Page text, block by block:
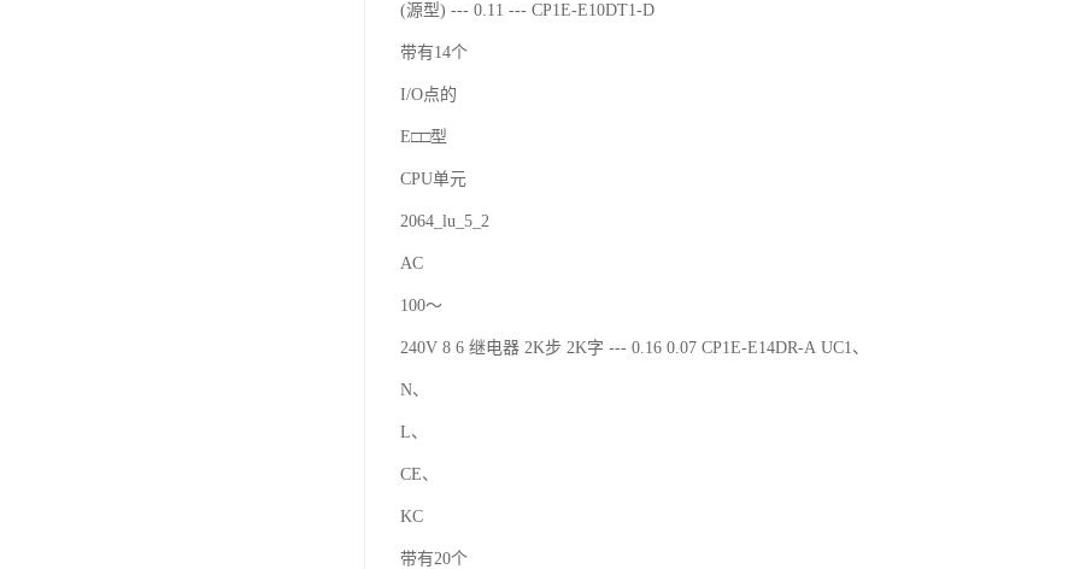
(源型) --- 0.11 --- CP1E-E10DT1-D
带有14个
I/O点的
E□□型
CPU单元
2064_lu_5_2
AC
100～
240V 8 6 继电器 2K步 2K字 --- 0.16 0.07 CP1E-E14DR-A UC1、
N、
L、
CE、
KC
带有20个